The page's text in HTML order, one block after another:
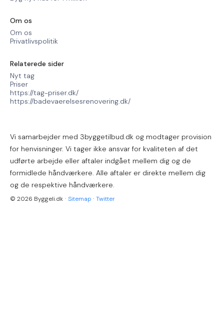
Om os
Om os
Privatlivspolitik
Relaterede sider
Nyt tag
Priser
https://tag-priser.dk/
https://badevaerelsesrenovering.dk/
Vi samarbejder med 3byggetilbud.dk og modtager provision
for henvisninger. Vi tager ikke ansvar for kvaliteten af det
udførte arbejde eller aftaler indgået mellem dig og de
formidlede håndværkere. Alle aftaler er direkte mellem dig
og de respektive håndværkere.
© 2026 Byggeli.dk · Sitemap · Twitter